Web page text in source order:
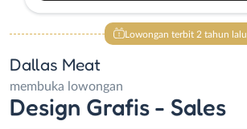
Lowongan terbit 2 tahun lalu
Dallas Meat
membuka lowongan
Design Grafis - Sales